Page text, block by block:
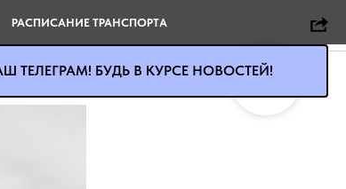
ЧС в
РАСПИСАНИЕ ТРАНСПОРТА
ТЕЛЕГРАМ! БУДЬ В КУРСЕ НОВОСТЕЙ!